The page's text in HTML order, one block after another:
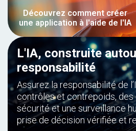
Découvrez comment créer
une application à l'aide de l'IA
L'IA, construite
responsabilité
Assurez la responsabilité de
contrôles et contrepoids, des
sécurité et une surveillance
prise de décision vérifiée et